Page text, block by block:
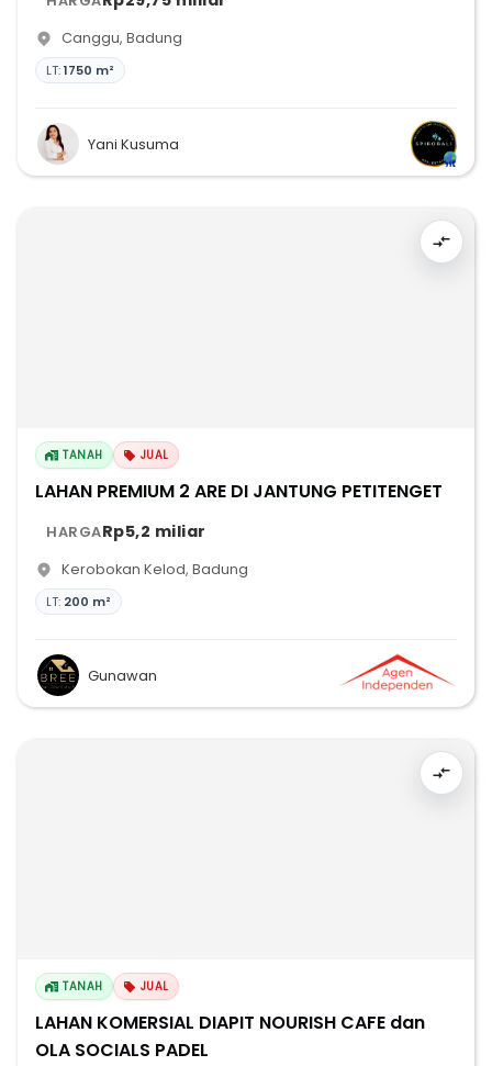
Canggu, Badung
LT:1750 m²
Yani Kusuma
TANAH JUAL
LAHAN PREMIUM 2 ARE DI JANTUNG PETITENGET
HARGARp5,2 miliar
Kerobokan Kelod, Badung
LT: 200 m²
Gunawan
TANAH JUAL
LAHAN KOMERSIAL DIAPIT NOURISH CAFE dan
OLA SOCIALS PADEL